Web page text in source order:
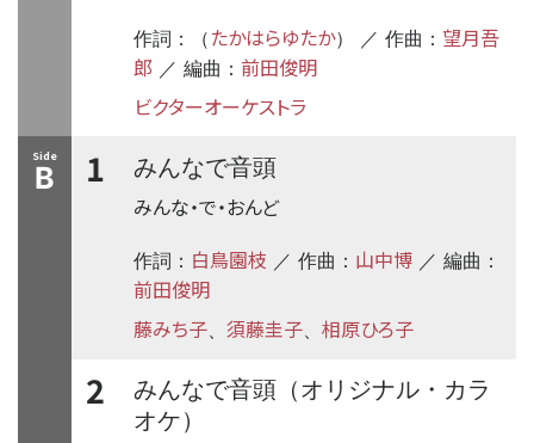
作詞：（ たかはらゆたか） ／ 作曲： 望月吾
郎 ／ 編曲： 前田俊明
ビクターオーケストラ
Side
B 1
みんなで音頭
みんな・で・おんど
作詞： 白鳥園枝 ／ 作曲： 山中博 ／ 編曲：
前田俊明
藤みち子
須藤圭子 相原ひろ子
2
みんなで音頭（オリジナル・カラ
オケ）